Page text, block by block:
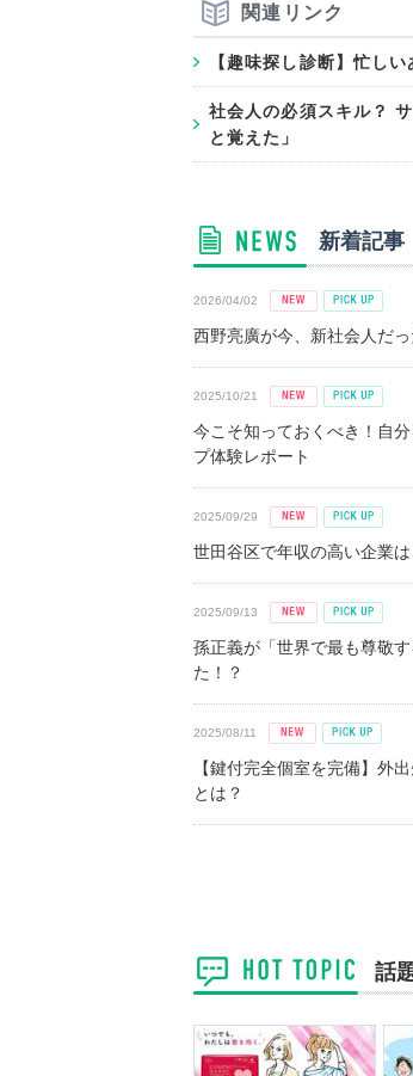
関連リンク
【趣味探し診断】忙し
社会人の必須スキル？
と覚えた」
新着記事
2026/04/02
西野亮廣が今、新社会人だ
2025/10/21
今こそ知っておくべき！自
プ体験レポート
2025/09/29
世田谷区で年収の高い企業
2025/09/13
孫正義が「世界で最も尊敬
た！？
2025/08/11
【鍵付完全個室を完備】外
とは？
話